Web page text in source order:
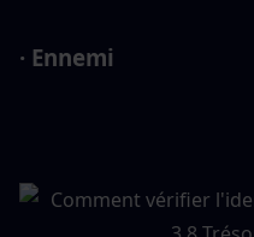
· Ennemi